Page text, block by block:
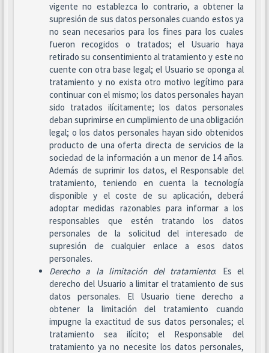
vigente no establezca lo contrario, a obtener la
supresión de sus datos personales cuando estos ya
no sean necesarios para los fines para los cuales
fueron recogidos o tratados; el Usuario haya
retirado su consentimiento al tratamiento y este no
cuente con otra base legal; el Usuario se oponga al
tratamiento y no exista otro motivo legítimo para
continuar con el mismo; los datos personales hayan
sido tratados ilícitamente; los datos personales
deban suprimirse en cumplimiento de una obligación
legal; o los datos personales hayan sido obtenidos
producto de una oferta directa de servicios de la
sociedad de la información a un menor de 14 años.
Además de suprimir los datos, el Responsable del
tratamiento, teniendo en cuenta la tecnología
disponible y el coste de su aplicación, deberá
adoptar medidas razonables para informar a los
responsables que estén tratando los datos
personales de la solicitud del interesado de
supresión de cualquier enlace a esos datos
personales.
Derecho a la limitación del tratamiento: Es el
derecho del Usuario a limitar el tratamiento de sus
datos personales. El Usuario tiene derecho a
obtener la limitación del tratamiento cuando
impugne la exactitud de sus datos personales; el
tratamiento sea ilícito; el Responsable del
tratamiento ya no necesite los datos personales,